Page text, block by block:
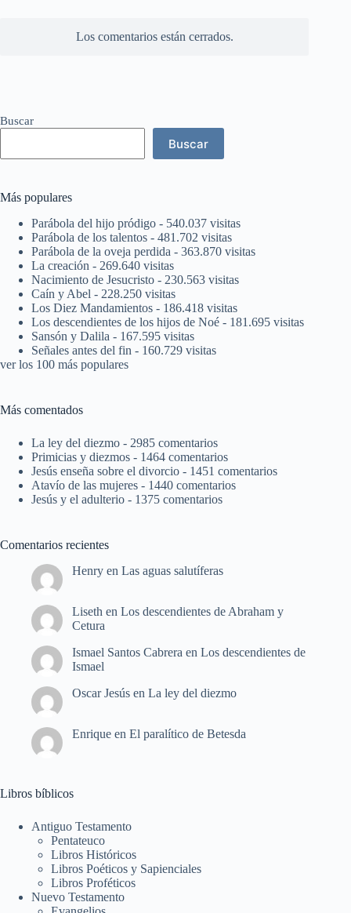
Los comentarios están cerrados.
Buscar
Buscar
Más populares
Parábola del hijo pródigo - 540.037 visitas
Parábola de los talentos - 481.702 visitas
Parábola de la oveja perdida - 363.870 visitas
La creación - 269.640 visitas
Nacimiento de Jesucristo - 230.563 visitas
Caín y Abel - 228.250 visitas
Los Diez Mandamientos - 186.418 visitas
Los descendientes de los hijos de Noé - 181.695 visitas
Sansón y Dalila - 167.595 visitas
Señales antes del fin - 160.729 visitas
ver los 100 más populares
Más comentados
La ley del diezmo - 2985 comentarios
Primicias y diezmos - 1464 comentarios
Jesús enseña sobre el divorcio - 1451 comentarios
Atavío de las mujeres - 1440 comentarios
Jesús y el adulterio - 1375 comentarios
Comentarios recientes
Henry en Las aguas salutíferas
Liseth en Los descendientes de Abraham y
Cetura
Ismael Santos Cabrera en Los descendientes de
Ismael
Oscar Jesús en La ley del diezmo
Enrique en El paralítico de Betesda
Libros bíblicos
Antiguo Testamento
Pentateuco
Libros Históricos
Libros Poéticos y Sapienciales
Libros Proféticos
Nuevo Testamento